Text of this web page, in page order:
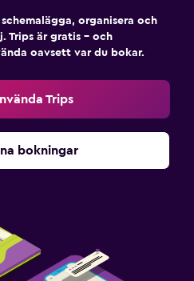
organisera och
Trips är gratis – och
oavsett var du bokar.
Trips
bokningar